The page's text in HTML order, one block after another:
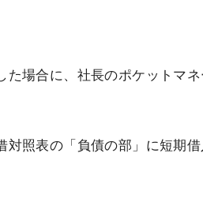
た場合に、社長のポケットマ
対照表の「負債の部」に短期